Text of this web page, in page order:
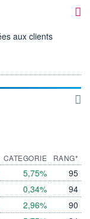
aux clients
CATEGORIE
5,75%
0,34%
2,96%
RANG*
95
94
90